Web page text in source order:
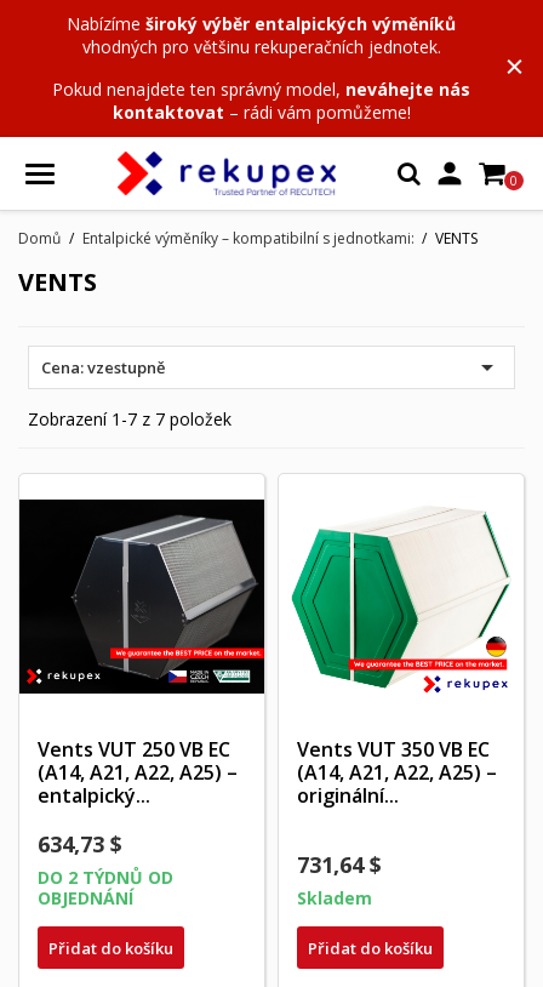
Nabízíme široký výběr entalpických výměníků
vhodných pro většinu rekuperačních jednotek.
Pokud nenajdete ten správný model, neváhejte nás
kontaktovat – rádi vám pomůžeme!
 0
Domů Entalpické výměníky – kompatibilní s jednotkami: VENTS
VENTS
Cena: vzestupně 
Zobrazení 1-7 z 7 položek
Vents VUT 250 VB EC
(A14, A21, A22, A25) –
entalpický...
634,73 $
DO 2 TÝDNŮ OD
OBJEDNÁNÍ
Přidat do košíku
Vents VUT 350 VB EC
(A14, A21, A22, A25) –
originální...
731,64 $
Skladem
Přidat do košíku